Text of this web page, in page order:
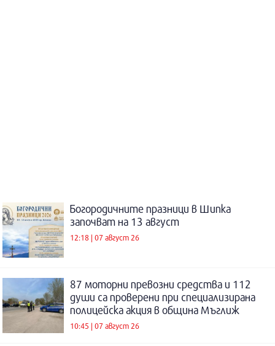
Богородичните празници в Шипка
започват на 13 август
12:18 | 07 август 26
87 моторни превозни средства и 112
души са проверени при специализирана
полицейска акция в община Мъглиж
10:45 | 07 август 26